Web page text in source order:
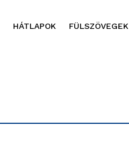
HÁTLAPOK FÜLSZÖVEGEK